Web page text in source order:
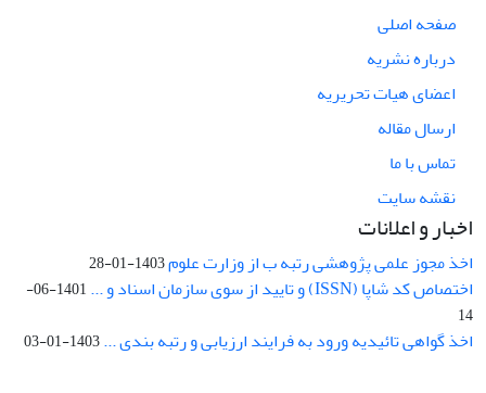
صفحه اصلی
درباره نشریه
اعضای هیات تحریریه
ارسال مقاله
تماس با ما
نقشه سایت
اخبار و اعلانات
اخذ مجوز علمی پژوهشی رتبه ب از وزارت علوم1403-01-28
اختصاص کد شاپا (ISSN) و تایید از سوی سازمان اسناد و ...
1401-06-
14
اخذ گواهی تائیدیه ورود به فرایند ارزیابی و رتبه بندی ...1403-01-03